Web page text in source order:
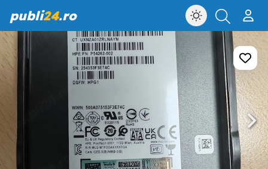
publi24.ro